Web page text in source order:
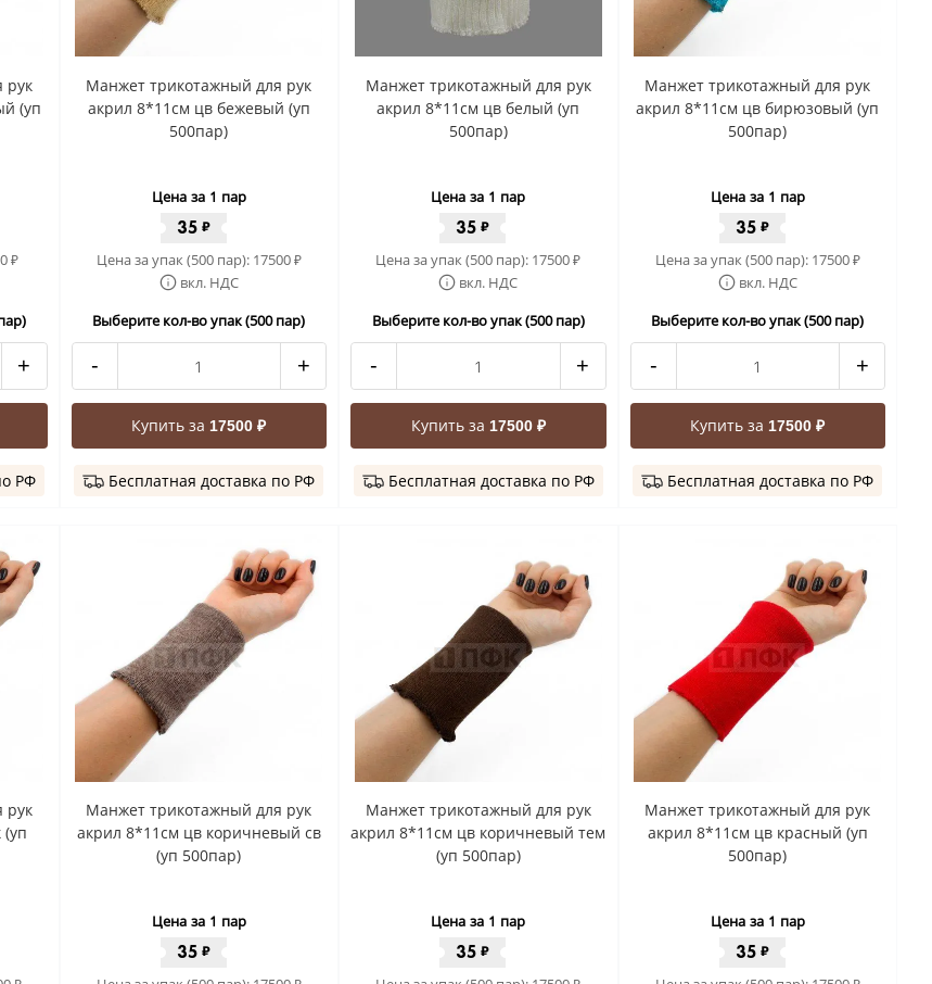
рук
(уп
₽
+
РФ
Манжет трикотажный для рук
акрил 8*11см цв бежевый (уп
500пар)
Цена за 1 пар
35 ₽
Цена за упак (500 пар): 17500₽
вкл. НДС
Выберите кол-во упак (500 пар)
- +
Купить за17500 ₽
Бесплатная доставка по РФ
Манжет трикотажный для рук
акрил 8*11см цв белый (уп
500пар)
Цена за 1 пар
35 ₽
Цена за упак (500 пар): 17500₽
вкл. НДС
Выберите кол-во упак (500 пар)
- +
Купить за 17500 ₽
Бесплатная доставка по РФ
Манжет трикотажный для рук
акрил 8*11см цв бирюзовый (уп
500пар)
Цена за 1 пар
35 ₽
Цена за упак (500 пар): 17500₽
вкл. НДС
Выберите кол-во упак (500 пар)
- +
Купить за17500 ₽
Бесплатная доставка по РФ
рук
Манжет трикотажный для рук
акрил 8*11см цв коричневый св
(уп 500пар)
Цена за 1 пар
35 ₽
Манжет трикотажный для рук
акрил 8*11см цв коричневый тем
(уп 500пар)
Цена за 1 пар
35 ₽
Манжет трикотажный для рук
акрил 8*11см цв красный (уп
500пар)
Цена за 1 пар
35 ₽